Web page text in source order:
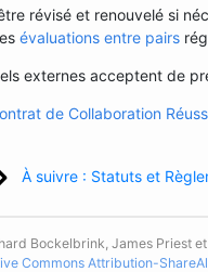
révisé et renouvelé si
évaluations entre pairs
externes acceptent de
de Collaboration
À suivre : Statuts et
Bockelbrink, James Priest
Commons Attribution-